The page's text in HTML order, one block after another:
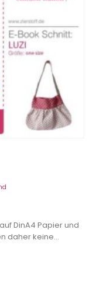
DinA4 Papier und
daher keine